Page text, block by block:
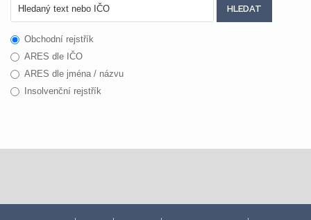
Obchodní rejstřík
ARES dle IČO
ARES dle jména / názvu
Insolvenční rejstřík